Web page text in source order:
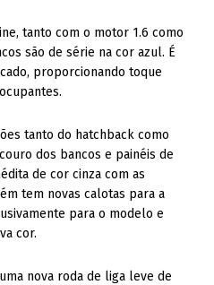
tanto com o motor 1.6 como
são de série na cor azul. É
proporcionando toque
tanto do hatchback como
dos bancos e painéis de
de cor cinza com as
tem novas calotas para a
para o modelo e
cor.
nova roda de liga leve de